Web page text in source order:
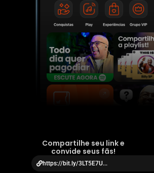
Compartilhe seu link e
convide seus fãs!
https://bit.ly/3LT5E7U...